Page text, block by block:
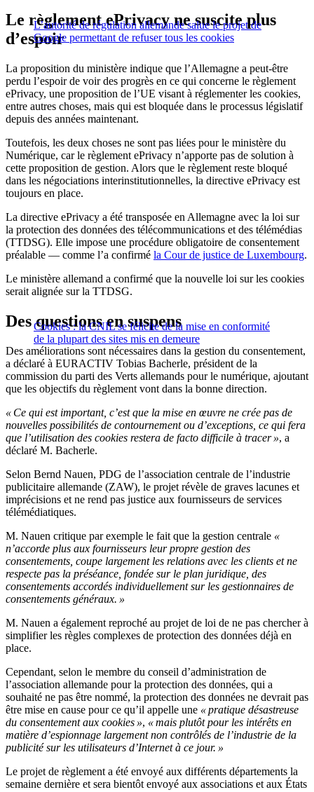
L’autorité de régulation allemande salue le projet de
Google permettant de refuser tous les cookies
Le règlement ePrivacy ne suscite plus
d’espoir
La proposition du ministère indique que l’Allemagne a peut-être
perdu l’espoir de voir des progrès en ce qui concerne le règlement
ePrivacy, une proposition de l’UE visant à réglementer les cookies,
entre autres choses, mais qui est bloquée dans le processus législatif
depuis des années maintenant.
Toutefois, les deux choses ne sont pas liées pour le ministère du
Numérique, car le règlement ePrivacy n’apporte pas de solution à
cette proposition de gestion. Alors que le règlement reste bloqué
dans les négociations interinstitutionnelles, la directive ePrivacy est
toujours en place.
La directive ePrivacy a été transposée en Allemagne avec la loi sur
la protection des données des télécommunications et des télémédias
(TTDSG). Elle impose une procédure obligatoire de consentement
préalable — comme l’a confirmé la Cour de justice de Luxembourg.
Le ministère allemand a confirmé que la nouvelle loi sur les cookies
serait alignée sur la TTDSG.
Cookies : la CNIL se félicite de la mise en conformité
de la plupart des sites mis en demeure
Des questions en suspens
Des améliorations sont nécessaires dans la gestion du consentement,
a déclaré à EURACTIV Tobias Bacherle, président de la
commission du parti des Verts allemands pour le numérique, ajoutant
que les objectifs du règlement vont dans la bonne direction.
« Ce qui est important, c’est que la mise en œuvre ne crée pas de
nouvelles possibilités de contournement ou d’exceptions, ce qui fera
que l’utilisation des cookies restera de facto difficile à tracer », a
déclaré M. Bacherle.
Selon Bernd Nauen, PDG de l’association centrale de l’industrie
publicitaire allemande (ZAW), le projet révèle de graves lacunes et
imprécisions et ne rend pas justice aux fournisseurs de services
télémédiatiques.
M. Nauen critique par exemple le fait que la gestion centrale «
n’accorde plus aux fournisseurs leur propre gestion des
consentements, coupe largement les relations avec les clients et ne
respecte pas la préséance, fondée sur le plan juridique, des
consentements accordés individuellement sur les gestionnaires de
consentements généraux. »
M. Nauen a également reproché au projet de loi de ne pas chercher à
simplifier les règles complexes de protection des données déjà en
place.
Cependant, selon le membre du conseil d’administration de
l’association allemande pour la protection des données, qui a
souhaité ne pas être nommé, la protection des données ne devrait pas
être mise en cause pour ce qu’il appelle une « pratique désastreuse
du consentement aux cookies », « mais plutôt pour les intérêts en
matière d’espionnage largement non contrôlés de l’industrie de la
publicité sur les utilisateurs d’Internet à ce jour. »
Le projet de règlement a été envoyé aux différents départements la
semaine dernière et sera bientôt envoyé aux associations et aux États